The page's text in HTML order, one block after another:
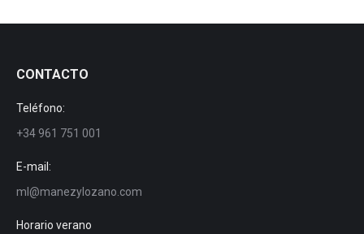
CONTACTO
Teléfono:
+34 961 751 001
E-mail:
ml@manezylozano.com
Horario verano